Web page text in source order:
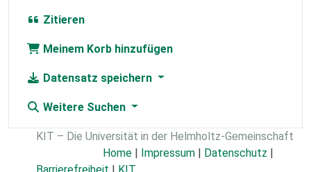
Zitieren
Meinem Korb hinzufügen
Datensatz speichern
Weitere Suchen
KIT – Die Universität in der Helmholtz-Gemeinschaft
Home | Impressum | Datenschutz |
Barrierefreiheit | KIT